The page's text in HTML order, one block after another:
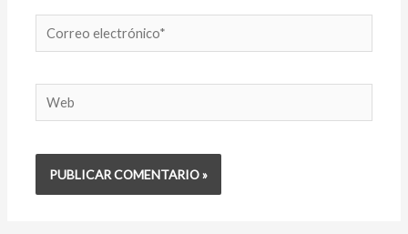
Correo
electrónico*
Web